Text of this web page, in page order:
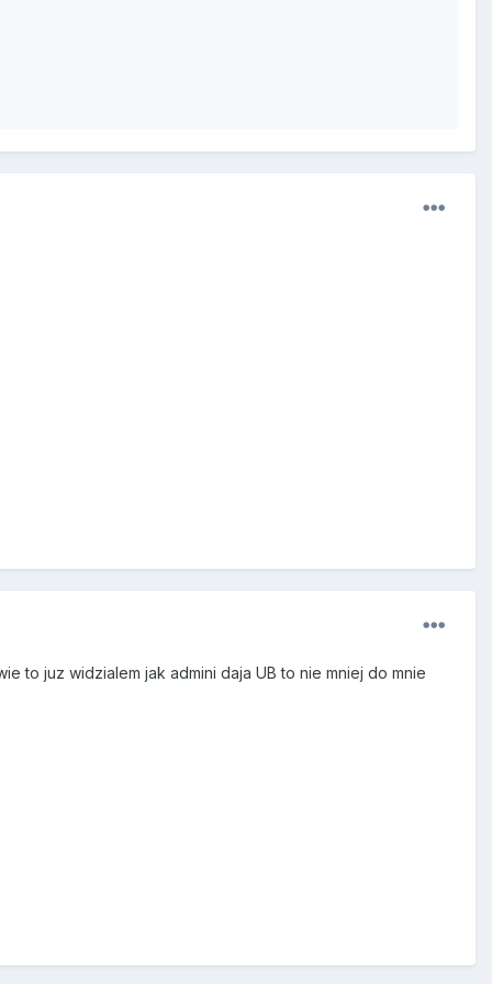
to juz widzialem jak admini daja UB to nie mniej do mnie